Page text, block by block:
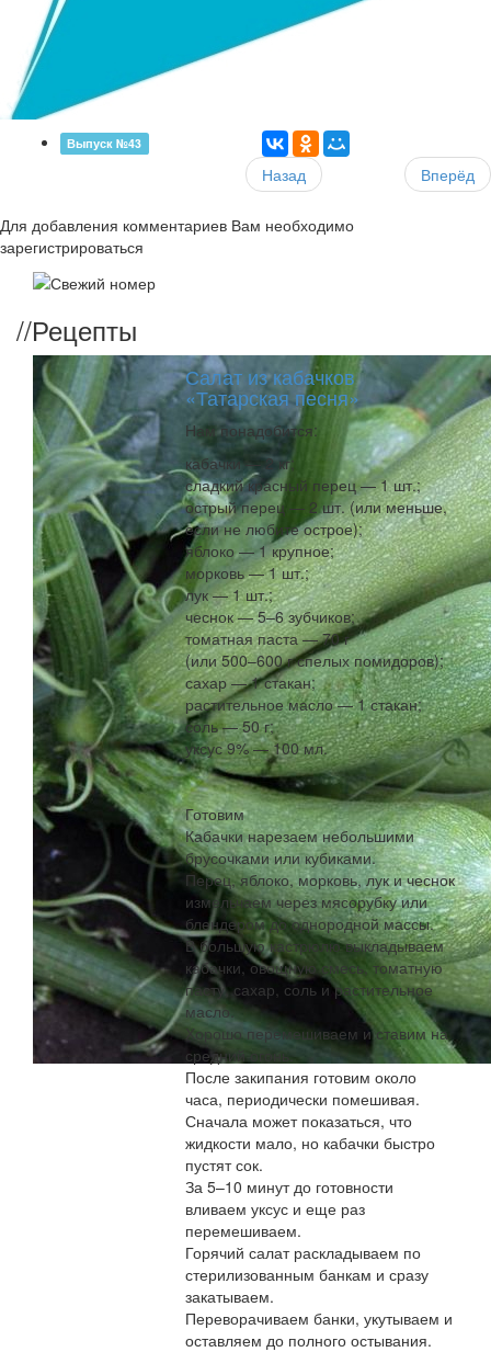
Выпуск №43
Назад Вперёд
Для добавления комментариев Вам необходимо
зарегистрироваться
//Рецепты
Салат из кабачков
«Татарская песня»
Нам понадобится:
кабачки — 2 кг;
сладкий красный перец — 1 шт.;
острый перец — 2 шт. (или меньше,
если не любите острое);
яблоко — 1 крупное;
морковь — 1 шт.;
лук — 1 шт.;
чеснок — 5–6 зубчиков;
томатная паста — 70 г
(или 500–600 г спелых помидоров);
сахар — 1 стакан;
растительное масло — 1 стакан;
соль — 50 г;
уксус 9% — 100 мл.
Готовим
Кабачки нарезаем небольшими
брусочками или кубиками.
Перец, яблоко, морковь, лук и чеснок
измельчаем через мясорубку или
блендером до однородной массы.
В большую кастрюлю выкладываем
кабачки, овощную смесь, томатную
пасту, сахар, соль и растительное
масло.
Хорошо перемешиваем и ставим на
средний огонь.
После закипания готовим около
часа, периодически помешивая.
Сначала может показаться, что
жидкости мало, но кабачки быстро
пустят сок.
За 5–10 минут до готовности
вливаем уксус и еще раз
перемешиваем.
Горячий салат раскладываем по
стерилизованным банкам и сразу
закатываем.
Переворачиваем банки, укутываем и
оставляем до полного остывания.